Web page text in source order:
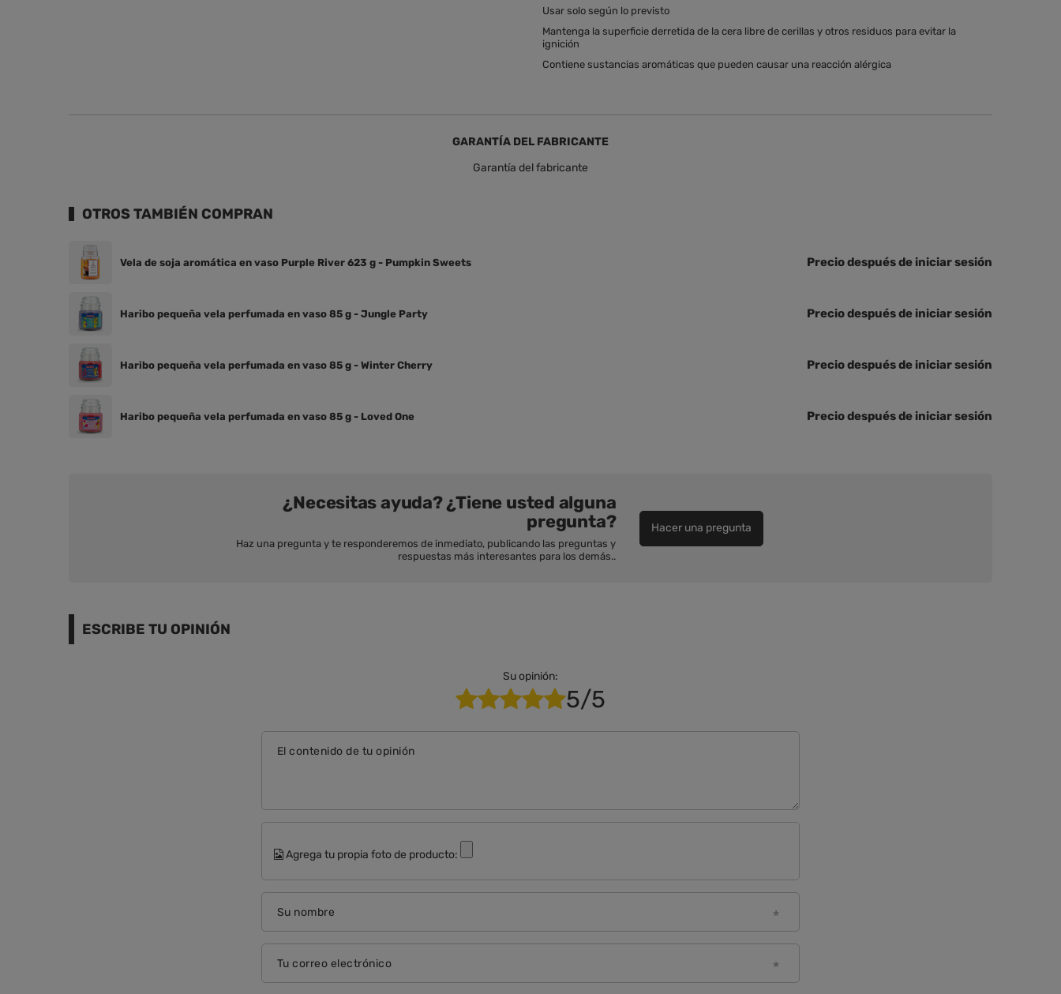
Usar solo según lo previsto
Mantenga la superficie derretida de la cera libre de cerillas y otros residuos para evitar la
ignición
Contiene sustancias aromáticas que pueden causar una reacción alérgica
GARANTÍA DEL FABRICANTE
Garantía del fabricante
OTROS TAMBIÉN COMPRAN
Vela de soja aromática en vaso Purple River 623 g - Pumpkin Sweets Precio después de iniciar sesión
Haribo pequeña vela perfumada en vaso 85 g - Jungle Party Precio después de iniciar sesión
Haribo pequeña vela perfumada en vaso 85 g - Winter Cherry Precio después de iniciar sesión
Haribo pequeña vela perfumada en vaso 85 g - Loved One Precio después de iniciar sesión
¿Necesitas ayuda? ¿Tiene usted alguna
pregunta?
Haz una pregunta y te responderemos de inmediato, publicando las preguntas y
respuestas más interesantes para los demás..
Hacer una pregunta
ESCRIBE TU OPINIÓN
Su opinión:
5/5
El contenido de tu opinión
Agrega tu propia foto de producto:
Su nombre
Tu correo electrónico